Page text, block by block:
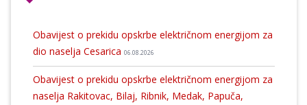
Obavijest o prekidu opskrbe električnom energijom za
dio naselja Cesarica 06.08.2026
Obavijest o prekidu opskrbe električnom energijom za
naselja Rakitovac, Bilaj, Ribnik, Medak, Papuča,